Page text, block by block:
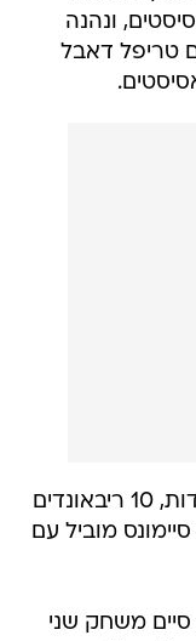
7 שלשות) לצד 5 אסיסטים, ונהנה
טריפל דאבל
גם כריסטיאן בראון בלט עם 21 נקודות, 10 ריבאונדים
מוביל עם
סיים משחק שני